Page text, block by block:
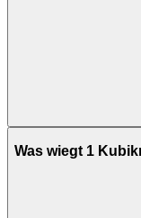
Was wiegt 1